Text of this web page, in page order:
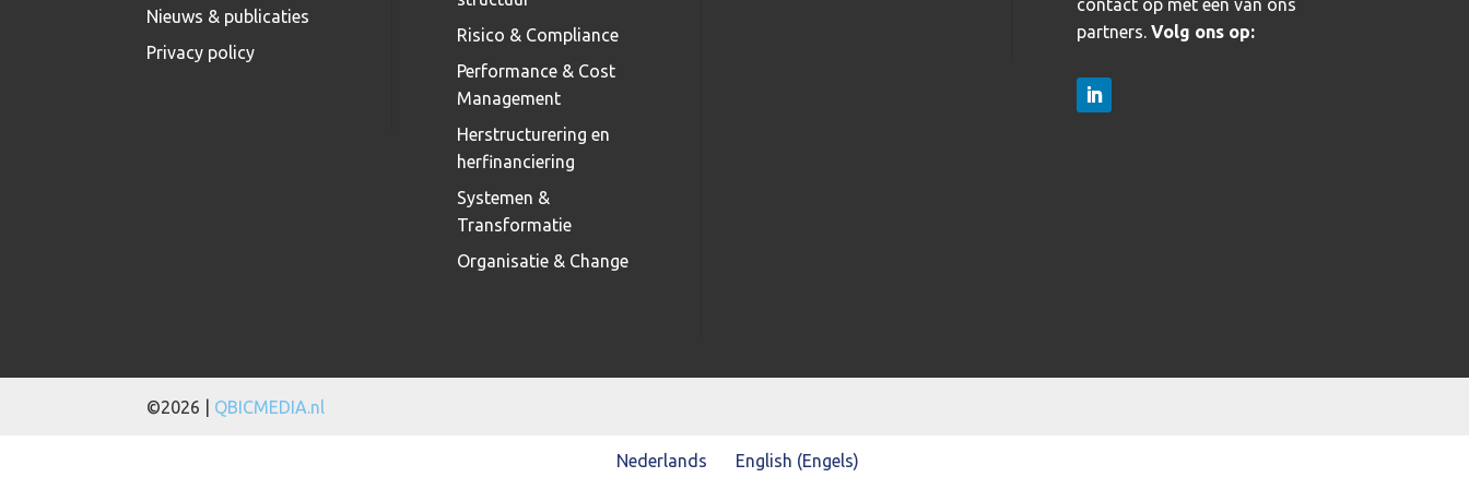
Nieuws & publicaties
Privacy policy
Risico & Compliance
Performance & Cost
Management
Herstructurering en
herfinanciering
Systemen &
Transformatie
Organisatie & Change
contact op met één van ons
partners.Volg ons op:
©2026 | QBICMEDIA.nl
Nederlands English (Engels)